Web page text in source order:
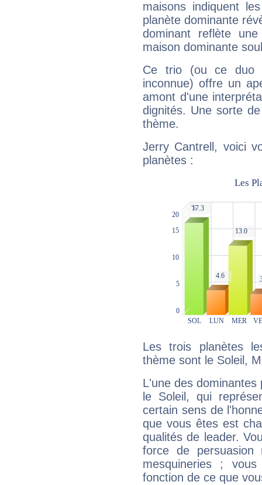
maisons indiquent
planète dominante
dominant reflète
maison dominante
Ce trio (ou ce duo
inconnue) offre un
amont d'une
dignités. Une sorte
thème.
Jerry Cantrell, voici
planètes :
Les trois planètes
thème sont le Soleil,
L'une des
le Soleil, qui
certain sens de
que vous êtes est
qualités de leader.
force de
mesquineries ;
fonction de ce que